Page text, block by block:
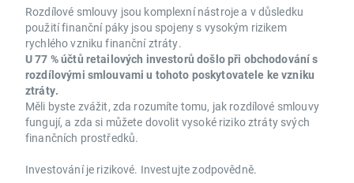
Rozdílové smlouvy jsou komplexní nástroje a v důsledku
použití finanční páky jsou spojeny s vysokým rizikem
rychlého vzniku finanční ztráty.
U 77 % účtů retailových investorů došlo při obchodování s
rozdílovými smlouvami u tohoto poskytovatele ke vzniku
ztráty.
Měli byste zvážit, zda rozumíte tomu, jak rozdílové smlouvy
fungují, a zda si můžete dovolit vysoké riziko ztráty svých
finančních prostředků.
Investování je rizikové. Investujte zodpovědně.